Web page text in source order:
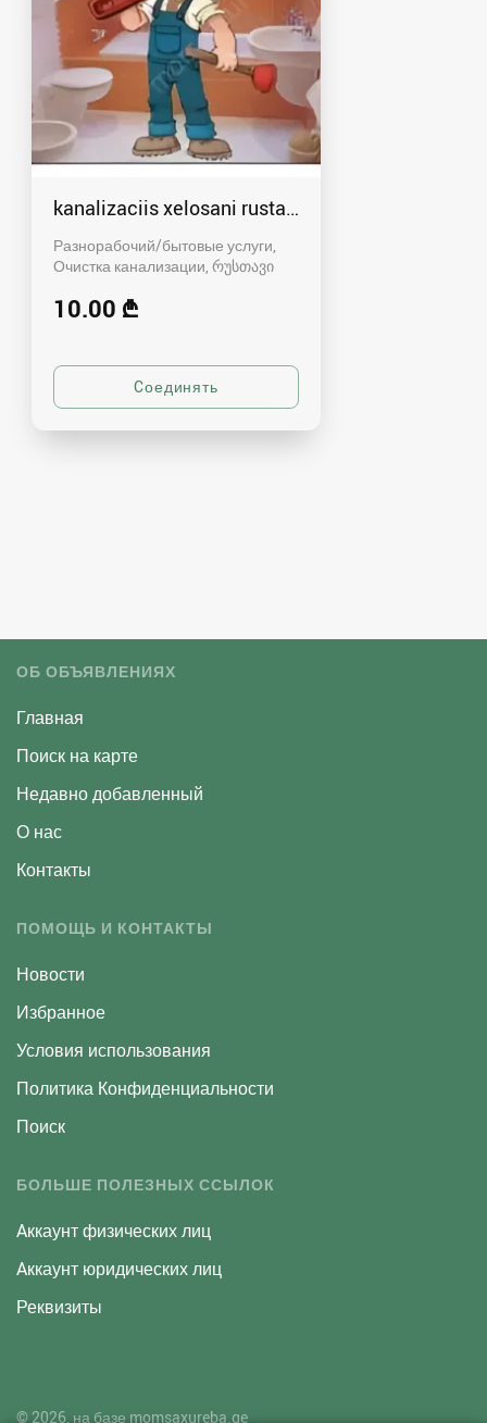
kanalizaciis xelosani rustavshi - 591 00 46 80
Разнорабочий/бытовые услуги,
Очистка канализации რუსთავი
10.00 ₾
ОБ ОБЪЯВЛЕНИЯХ
Главная
Поиск на карте
Недавно добавленный
О нас
Контакты
ПОМОЩЬ И КОНТАКТЫ
Новости
Избранное
Условия использования
Политика Конфиденциальности
Поиск
БОЛЬШЕ ПОЛЕЗНЫХ ССЫЛОК
Aккаунт физических лиц
Aккаунт юридических лиц
Реквизиты
© 2026, на базе momsaxureba.ge